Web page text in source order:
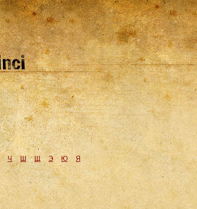
Ч Ш Щ Э Ю Я